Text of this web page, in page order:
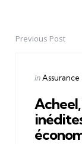
PostPrevious Post
Posted
in